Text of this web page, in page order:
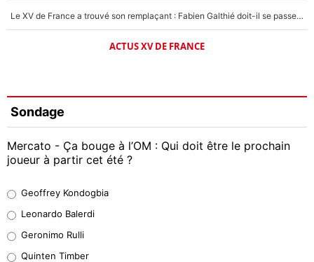
Le XV de France a trouvé son remplaçant : Fabien Galthié doit-il se passer d'Antoine Dupont ?
ACTUS XV DE FRANCE
Sondage
Mercato - Ça bouge à l’OM : Qui doit être le prochain
joueur à partir cet été ?
38%
32%
Geoffrey Kondogbia
Leonardo Balerdi
Geronimo Rulli
Quinten Timber